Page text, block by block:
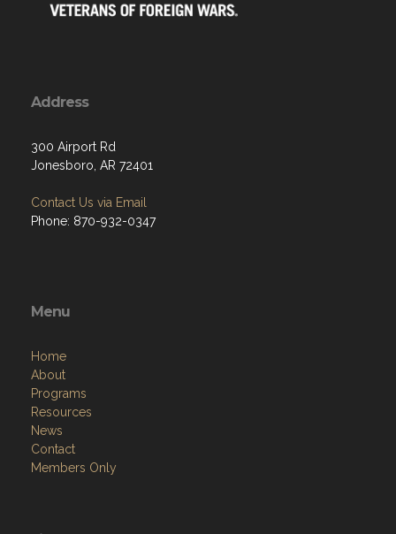
Address
300 Airport Rd
Jonesboro, AR 72401
Contact Us via Email
Phone: 870-932-0347
Menu
Home
About
Programs
Resources
News
Contact
Members Only